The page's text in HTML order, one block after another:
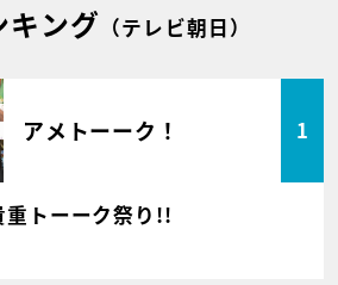
キング （テレビ朝日）
アメトーーク！ 1
重トーーク祭り!!